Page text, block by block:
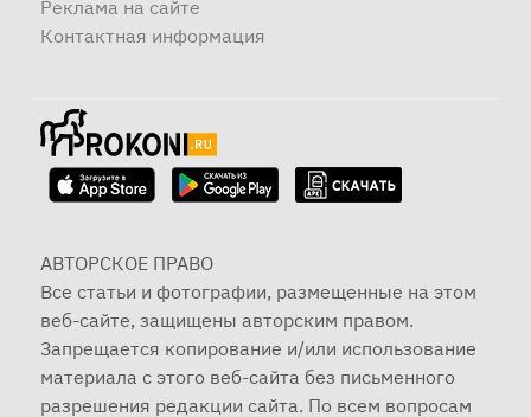
Реклама на сайте
Контактная информация
АВТОРСКОЕ ПРАВО
Все статьи и фотографии, размещенные на этом
веб-сайте, защищены авторским правом.
Запрещается копирование и/или использование
материала с этого веб-сайта без письменного
разрешения редакции сайта. По всем вопросам